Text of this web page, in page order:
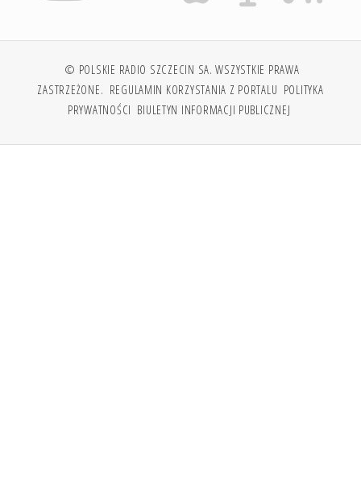
© POLSKIE RADIO SZCZECIN SA. WSZYSTKIE PRAWA
ZASTRZEŻONE. REGULAMIN KORZYSTANIA Z PORTALU POLITYKA
PRYWATNOŚCI BIULETYN INFORMACJI PUBLICZNEJ